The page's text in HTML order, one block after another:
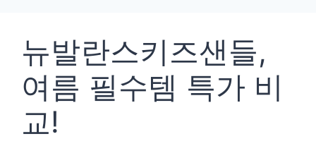
뉴발란스키즈샌들,
여름 필수템 특가 비
교!